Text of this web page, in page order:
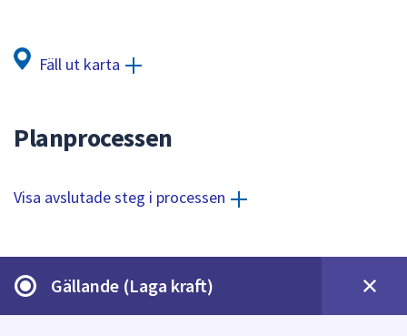
Fäll ut karta
Planprocessen
Visa avslutade steg i processen
Gällande (Laga kraft)